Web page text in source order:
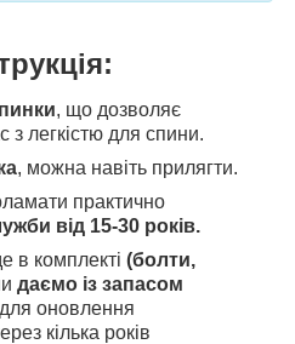
, що дозволяє
з легкістю для спини.
, можна навіть прилягти.
практично
від 15-30 років.
в комплекті (болти,
даємо із запасом
для оновлення
кілька років